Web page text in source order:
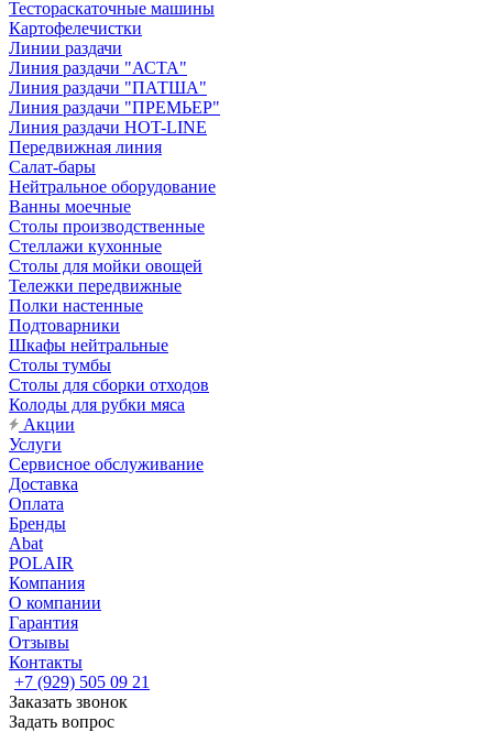
Тестораскаточные машины
Картофелечистки
Линии раздачи
Линия раздачи "АСТА"
Линия раздачи "ПАТША"
Линия раздачи "ПРЕМЬЕР"
Линия раздачи HOT-LINE
Передвижная линия
Салат-бары
Нейтральное оборудование
Ванны моечные
Столы производственные
Стеллажи кухонные
Столы для мойки овощей
Тележки передвижные
Полки настенные
Подтоварники
Шкафы нейтральные
Столы тумбы
Столы для сборки отходов
Колоды для рубки мяса
Акции
Услуги
Сервисное обслуживание
Доставка
Оплата
Бренды
Abat
POLAIR
Компания
О компании
Гарантия
Отзывы
Контакты
+7 (929) 505 09 21
Заказать звонок
Задать вопрос